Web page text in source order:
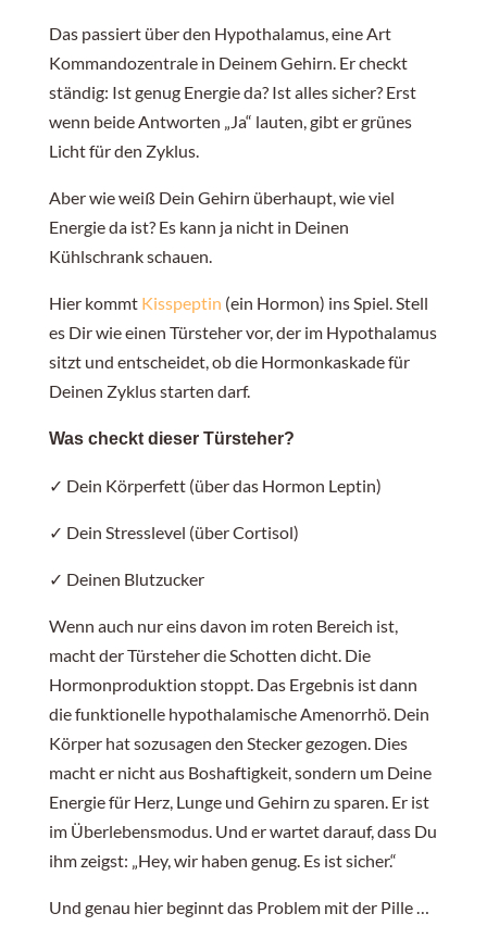
Das passiert über den Hypothalamus, eine Art
Kommandozentrale in Deinem Gehirn. Er checkt
ständig: Ist genug Energie da? Ist alles sicher? Erst
wenn beide Antworten „Ja“ lauten, gibt er grünes
Licht für den Zyklus.
Aber wie weiß Dein Gehirn überhaupt, wie viel
Energie da ist? Es kann ja nicht in Deinen
Kühlschrank schauen.
Hier kommt Kisspeptin (ein Hormon) ins Spiel. Stell
es Dir wie einen Türsteher vor, der im Hypothalamus
sitzt und entscheidet, ob die Hormonkaskade für
Deinen Zyklus starten darf.
Was checkt dieser Türsteher?
✓ Dein Körperfett (über das Hormon Leptin)
✓ Dein Stresslevel (über Cortisol)
✓ Deinen Blutzucker
Wenn auch nur eins davon im roten Bereich ist,
macht der Türsteher die Schotten dicht. Die
Hormonproduktion stoppt. Das Ergebnis ist dann
die funktionelle hypothalamische Amenorrhö. Dein
Körper hat sozusagen den Stecker gezogen. Dies
macht er nicht aus Boshaftigkeit, sondern um Deine
Energie für Herz, Lunge und Gehirn zu sparen. Er ist
im Überlebensmodus. Und er wartet darauf, dass Du
ihm zeigst: „Hey, wir haben genug. Es ist sicher.“
Und genau hier beginnt das Problem mit der Pille …